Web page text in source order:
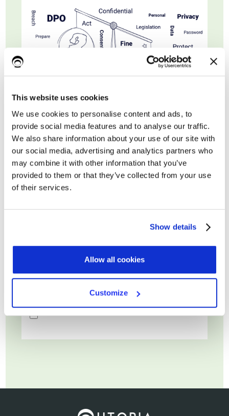
This website uses cookies
We use cookies to personalise content and ads, to
provide social media features and to analyse our traffic.
We also share information about your use of our site with
our social media, advertising and analytics partners who
may combine it with other information that you’ve
provided to them or that they’ve collected from your use
of their services.
Show details
Allow all cookies
Customize
Nome*